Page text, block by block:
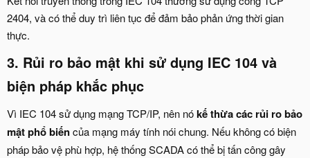
2404, và có thể duy trì liên tục để đảm bảo phản ứng thời gian
thực.
3. Rủi ro bảo mật khi sử dụng IEC 104 và
biện pháp khắc phục
Vì IEC 104 sử dụng mạng TCP/IP, nên nókế thừa các rủi ro bảo
mật phổ biếncủa mạng máy tính nói chung. Nếu không có biện
pháp bảo vệ phù hợp, hệ thống SCADA có thể bị tấn công gây